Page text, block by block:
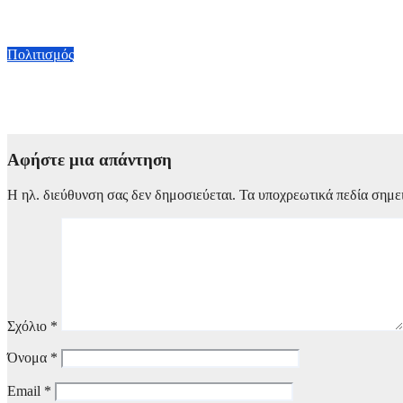
Πολιτισμός
Αφήστε μια απάντηση
Η ηλ. διεύθυνση σας δεν δημοσιεύεται. Τα υποχρεωτικά πεδία
Σχόλιο *
Όνομα *
Email *